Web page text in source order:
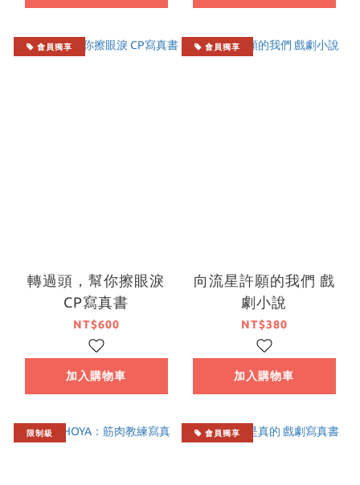
會員獨享
轉過頭，幫你擦眼淚
CP寫真書
NT$600
加入購物車
會員獨享
向流星許願的我們 戲
劇小說
NT$380
加入購物車
限制級 會員獨享